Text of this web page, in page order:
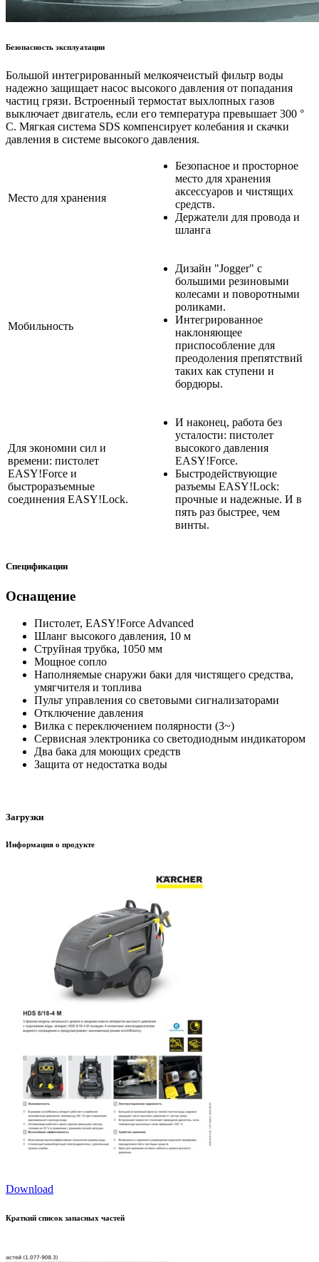
Безопасность эксплуатации
Большой интегрированный мелкоячеистый фильтр воды
надежно защищает насос высокого давления от попадания
частиц грязи. Встроенный термостат выхлопных газов
выключает двигатель, если его температура превышает 300 °
С. Мягкая система SDS компенсирует колебания и скачки
давления в системе высокого давления.
Место для хранения
Безопасное и просторное
место для хранения
аксессуаров и чистящих
средств.
Держатели для провода и
шланга
Мобильность
Дизайн "Jogger" с
большими резиновыми
колесами и поворотными
роликами.
Интегрированное
наклоняющее
приспособление для
преодоления препятствий
таких как ступени и
бордюры.
Для экономии сил и
времени: пистолет
EASY!Force и
быстроразъемные
соединения EASY!Lock.
И наконец, работа без
усталости: пистолет
высокого давления
EASY!Force.
Быстродействующие
разъемы EASY!Lock:
прочные и надежные. И в
пять раз быстрее, чем
винты.
Спецификации
Оснащение
Пистолет, EASY!Force Advanced
Шланг высокого давления, 10 м
Струйная трубка, 1050 мм
Мощное сопло
Наполняемые снаружи баки для чистящего средства,
умягчителя и топлива
Пульт управления со световыми сигнализаторами
Отключение давления
Вилка с переключением полярности (3~)
Сервисная электроника со светодиодным индикатором
Два бака для моющих средств
Защита от недостатка воды
Загрузки
Информация о продукте
Download
Краткий список запасных частей